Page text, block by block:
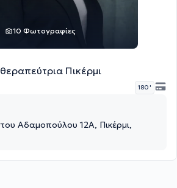
10 Φωτογραφίες
Πικέρμι
180 '
Αδαμοπούλου 12Α, Πικέρμι,